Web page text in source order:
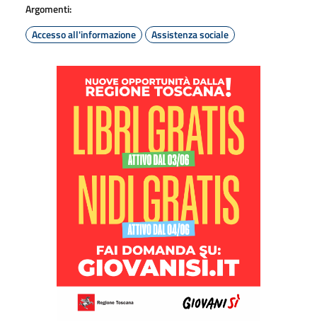
Argomenti:
Accesso all'informazione
Assistenza sociale